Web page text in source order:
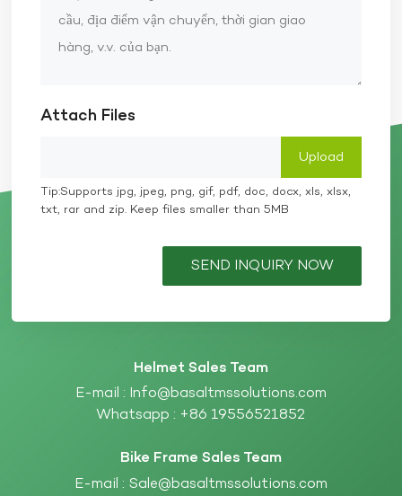
Attach Files
Tip:Supports jpg, jpeg, png, gif, pdf, doc, docx, xls, xlsx,
txt, rar and zip. Keep files smaller than 5MB
SEND INQUIRY NOW
Helmet Sales Team
E-mail : Info@basaltmssolutions.com
Whatsapp : +86 19556521852
Bike Frame Sales Team
E-mail : Sale@basaltmssolutions.com